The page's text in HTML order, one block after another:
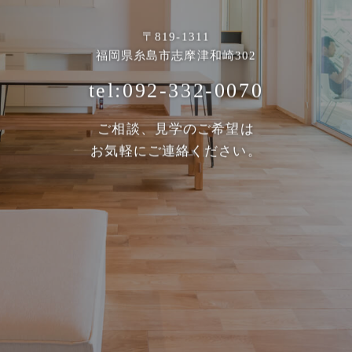
〒819-1311
福岡県糸島市志摩津和崎302
tel:092-332-0070
ご相談、見学のご希望は
お気軽にご連絡ください。